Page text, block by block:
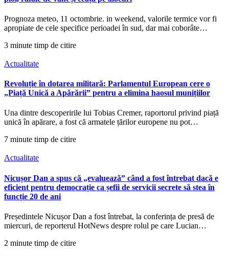
Prognoza meteo, 11 octombrie. in weekend, valorile termice vor fi
apropiate de cele specifice perioadei în sud, dar mai coborâte…
3 minute timp de citire
Actualitate
Revoluție în dotarea militară: Parlamentul European cere o
„Piață Unică a Apărării” pentru a elimina haosul munițiilor
Una dintre descoperirile lui Tobias Cremer, raportorul privind piață
unică în apărare, a fost că armatele țărilor europene nu pot…
7 minute timp de citire
Actualitate
Nicușor Dan a spus că „evaluează” când a fost întrebat dacă e
eficient pentru democrație ca șefii de servicii secrete să stea în
funcție 20 de ani
Președintele Nicușor Dan a fost întrebat, la conferința de presă de
miercuri, de reporterul HotNews despre rolul pe care Lucian…
2 minute timp de citire